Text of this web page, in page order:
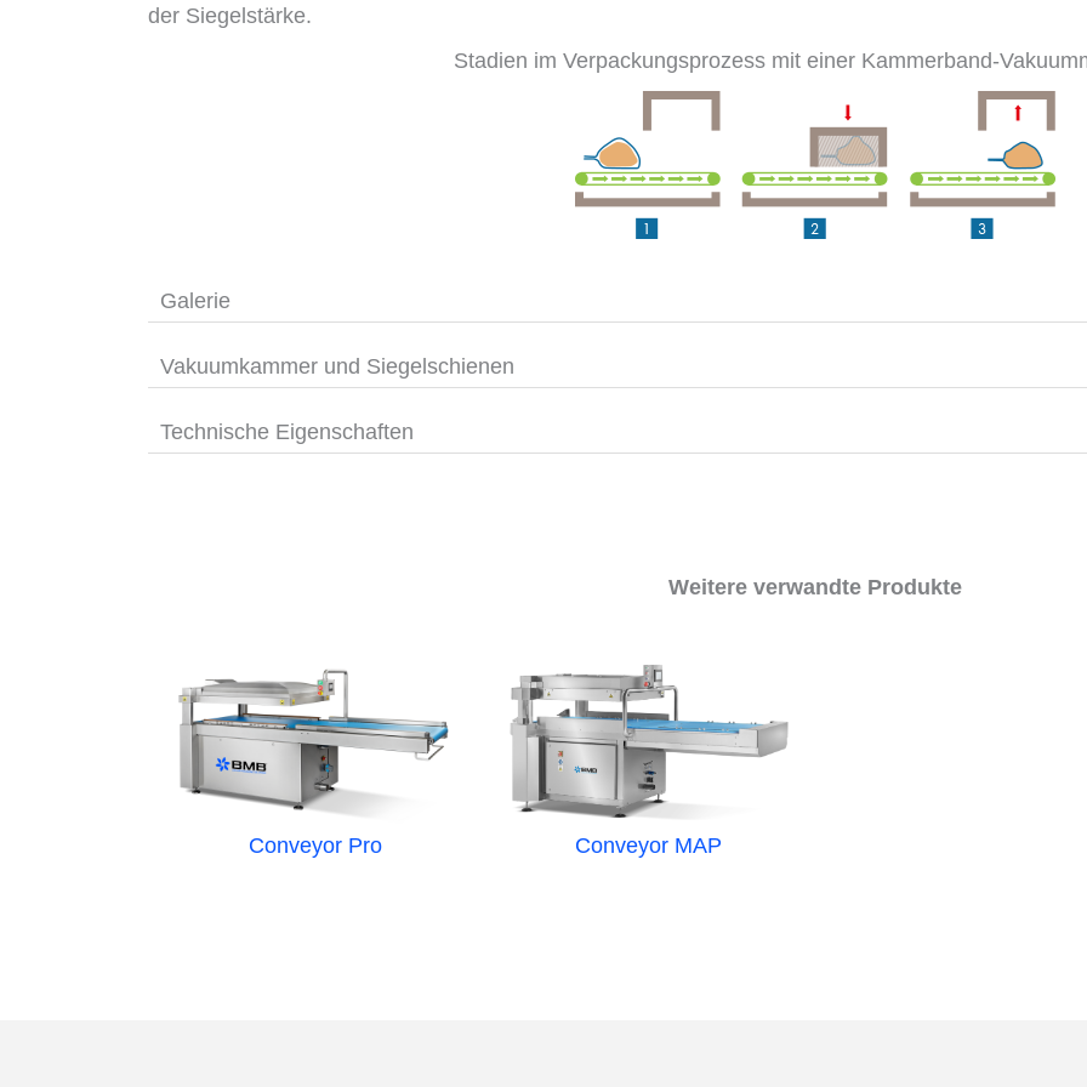
der Siegelstärke.
Stadien im Verpackungsprozess mit einer Kammerband-
Galerie
Vakuumkammer und Siegelschienen
Technische Eigenschaften
Weitere verwandte Produkte
Conveyor Pro Conveyor MAP